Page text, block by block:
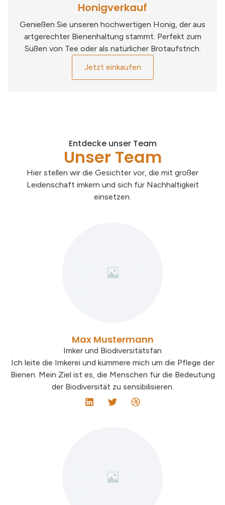
Honigverkauf
Genießen Sie unseren hochwertigen Honig, der aus
artgerechter Bienenhaltung stammt. Perfekt zum
Süßen von Tee oder als natürlicher Brotaufstrich.
Jetzt einkaufen
Entdecke unser Team
Unser Team
Hier stellen wir die Gesichter vor, die mit großer
Leidenschaft imkern und sich für Nachhaltigkeit
einsetzen.
Max Mustermann
Imker und Biodiversitätsfan
Ich leite die Imkerei und kümmere mich um die Pflege der
Bienen. Mein Ziel ist es, die Menschen für die Bedeutung
der Biodiversität zu sensibilisieren.